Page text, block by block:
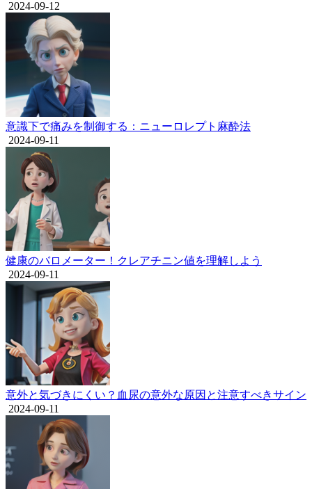
2024-09-12
意識下で痛みを制御する：ニューロレプト麻酔法
2024-09-11
健康のバロメーター！クレアチニン値を理解しよう
2024-09-11
意外と気づきにくい？血尿の意外な原因と注意すべきサイン
2024-09-11